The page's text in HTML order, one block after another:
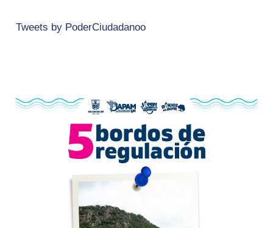
Tweets by PoderCiudadanoo